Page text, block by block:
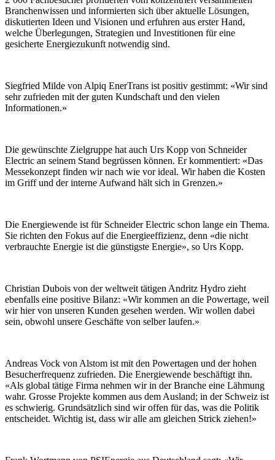
Branchenwissen und informierten sich über aktuelle Lösungen,
diskutierten Ideen und Visionen und erfuhren aus erster Hand,
welche Überlegungen, Strategien und Investitionen für eine
gesicherte Energiezukunft notwendig sind.
Siegfried Milde von Alpiq EnerTrans ist positiv gestimmt: «Wir sind
sehr zufrieden mit der guten Kundschaft und den vielen
Informationen.»
Die gewünschte Zielgruppe hat auch Urs Kopp von Schneider
Electric an seinem Stand begrüssen können. Er kommentiert: «Das
Messekonzept finden wir nach wie vor ideal. Wir haben die Kosten
im Griff und der interne Aufwand hält sich in Grenzen.»
Die Energiewende ist für Schneider Electric schon lange ein Thema.
Sie richten den Fokus auf die Energieeffizienz, denn «die nicht
verbrauchte Energie ist die günstigste Energie», so Urs Kopp.
Christian Dubois von der weltweit tätigen Andritz Hydro zieht
ebenfalls eine positive Bilanz: «Wir kommen an die Powertage, weil
wir hier von unseren Kunden gesehen werden. Wir wollen dabei
sein, obwohl unsere Geschäfte von selber laufen.»
Andreas Vock von Alstom ist mit den Powertagen und der hohen
Besucherfrequenz zufrieden. Die Energiewende beschäftigt ihn.
«Als global tätige Firma nehmen wir in der Branche eine Lähmung
wahr. Grosse Projekte kommen aus dem Ausland; in der Schweiz ist
es schwierig. Grundsätzlich sind wir offen für das, was die Politik
entscheidet. Wichtig ist, dass wir alle am gleichen Strick ziehen!»